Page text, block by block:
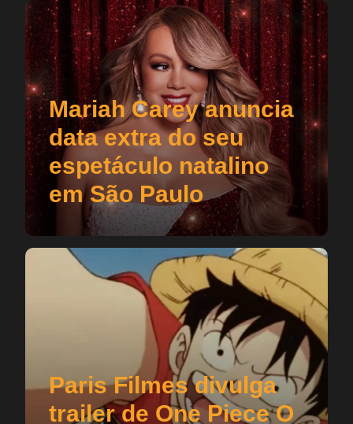
Mariah Carey anuncia
data extra do seu
espetáculo natalino
em São Paulo
Paris Filmes divulga
trailer de One Piece O